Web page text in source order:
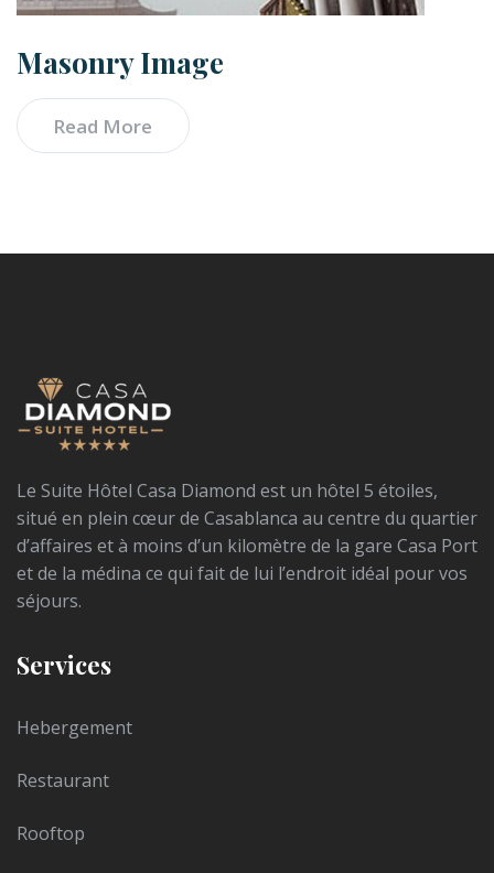
Masonry Image
Read More
Le Suite Hôtel Casa Diamond est un hôtel 5 étoiles,
situé en plein cœur de Casablanca au centre du quartier
d’affaires et à moins d’un kilomètre de la gare Casa Port
et de la médina ce qui fait de lui l’endroit idéal pour vos
séjours.
Services
Hebergement
Restaurant
Rooftop